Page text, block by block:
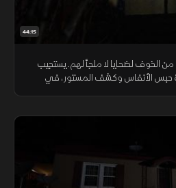
44:15
الخوف لضحايا لا ملجأ لهم. يستجيب
حبس الأنفاس وكشف المستور، في